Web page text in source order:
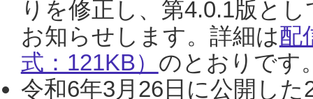
りを修正し、第4.0.1版と
お知らせします。詳細は配
式：121KB） のとおりです
令和6年3月26日に公開し